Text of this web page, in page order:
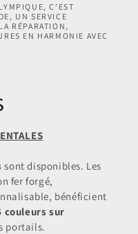
C’EST
UN SERVICE
RÉPARATION,
EN HARMONIE AVEC
sont disponibles. Les
fer forgé,
bénéficient
couleurs sur
portails.